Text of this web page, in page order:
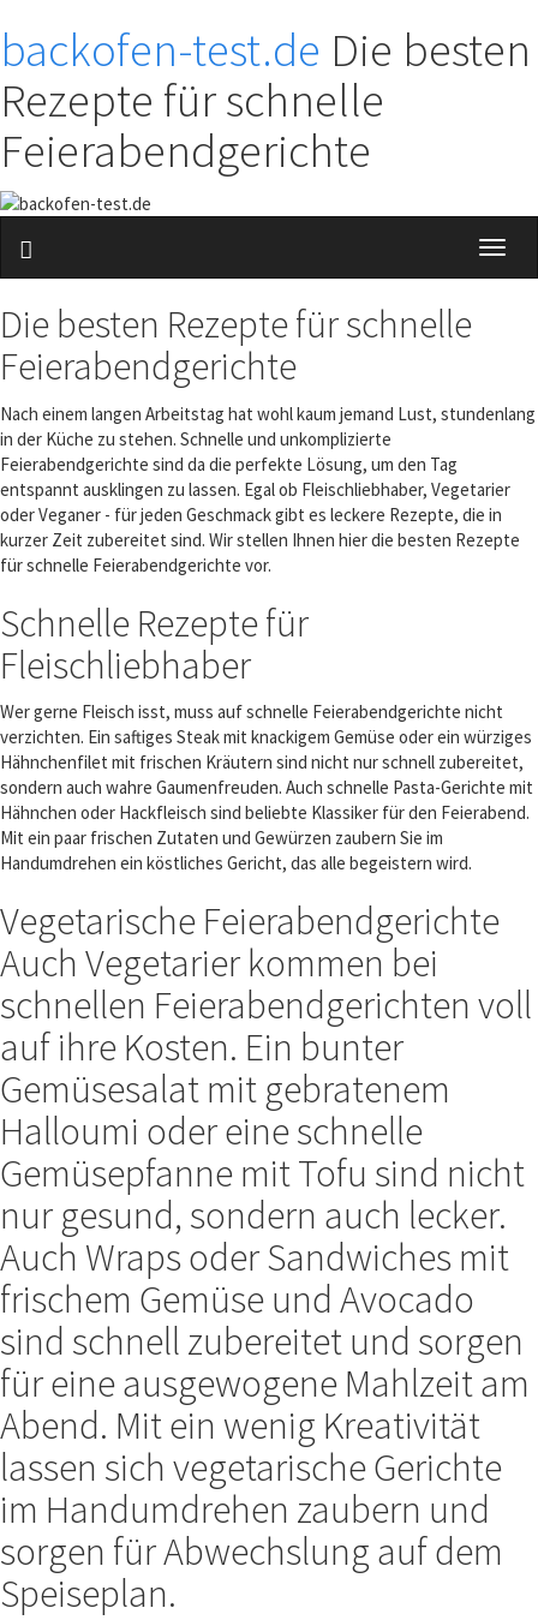
backofen-test.de Die besten
Rezepte für schnelle
Feierabendgerichte
Die besten Rezepte für schnelle
Feierabendgerichte
Nach einem langen Arbeitstag hat wohl kaum jemand Lust, stundenlang
in der Küche zu stehen. Schnelle und unkomplizierte
Feierabendgerichte sind da die perfekte Lösung, um den Tag
entspannt ausklingen zu lassen. Egal ob Fleischliebhaber, Vegetarier
oder Veganer - für jeden Geschmack gibt es leckere Rezepte, die in
kurzer Zeit zubereitet sind. Wir stellen Ihnen hier die besten Rezepte
für schnelle Feierabendgerichte vor.
Schnelle Rezepte für
Fleischliebhaber
Wer gerne Fleisch isst, muss auf schnelle Feierabendgerichte nicht
verzichten. Ein saftiges Steak mit knackigem Gemüse oder ein würziges
Hähnchenfilet mit frischen Kräutern sind nicht nur schnell zubereitet,
sondern auch wahre Gaumenfreuden. Auch schnelle Pasta-Gerichte mit
Hähnchen oder Hackfleisch sind beliebte Klassiker für den Feierabend.
Mit ein paar frischen Zutaten und Gewürzen zaubern Sie im
Handumdrehen ein köstliches Gericht, das alle begeistern wird.
Vegetarische Feierabendgerichte
Auch Vegetarier kommen bei
schnellen Feierabendgerichten voll
auf ihre Kosten. Ein bunter
Gemüsesalat mit gebratenem
Halloumi oder eine schnelle
Gemüsepfanne mit Tofu sind nicht
nur gesund, sondern auch lecker.
Auch Wraps oder Sandwiches mit
frischem Gemüse und Avocado
sind schnell zubereitet und sorgen
für eine ausgewogene Mahlzeit am
Abend. Mit ein wenig Kreativität
lassen sich vegetarische Gerichte
im Handumdrehen zaubern und
sorgen für Abwechslung auf dem
Speiseplan.